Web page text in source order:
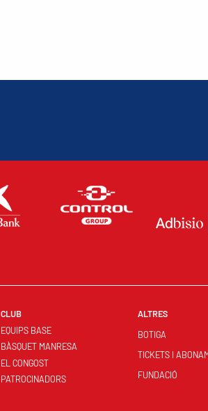
CLUB
EQUIPS BASE
BÀSQUET MANRESA
EL CONGOST
PATROCINADORS
ALTRES
BOTIGA
TICKETS I
FUNDACIÓ